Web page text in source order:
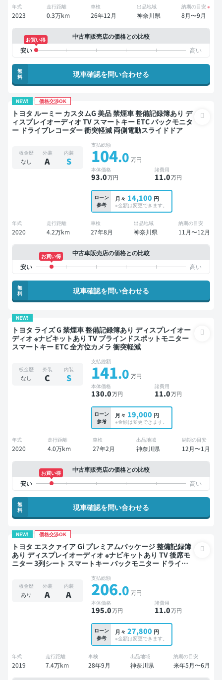
年式
2023
走行距離
0.3万km
車検
26年12月
出品地域
神奈川県
納期の目安 ※
8月〜9月
中古車販売店の価格との比較
お買い得
無
料
現車確認を問い合わせる
NEW! 価格交渉OK
トヨタ ルーミー カスタムG 美品 禁煙車 整備記録簿あり デ
ィスプレイオーディオ TV スマートキー ETC バックモニタ
ー ドライブレコーダー 衝突軽減 両側電動スライドドア
板金歴
なし
外装
A
内装
S
支払総額
104.0 万円
本体価格
93.0万円
諸費用
11.0万円
ローン
参考
月々 14,100 円
※金額は変更できます。
年式
2020
走行距離
4.2万km
車検
27年8月
出品地域
神奈川県
納期の目安
11月〜12月
中古車販売店の価格との比較
お買い得
無
料
現車確認を問い合わせる
NEW!
トヨタ ライズ G 禁煙車 整備記録簿あり ディスプレイオー
ディオ ※ナビキットあり TV ブラインドスポットモニター
スマートキー ETC 全方位カメラ 衝突軽減
板金歴
なし
外装
C
内装
S
支払総額
141.0 万円
本体価格
130.0万円
諸費用
11.0万円
ローン
参考
月々 19,000 円
※金額は変更できます。
年式
2020
走行距離
4.0万km
車検
27年2月
出品地域
神奈川県
納期の目安
12月〜1月
中古車販売店の価格との比較
お買い得
無
料
現車確認を問い合わせる
NEW! 価格交渉OK
トヨタ エスクァイア Gi プレミアムパッケージ 整備記録簿
あり ディスプレイオーディオ ※ナビキットあり TV 後席モ
ニター 3列シート スマートキー バックモニター ドライブ
板金歴
あり
外装
A
内装
A
支払総額
206.0 万円
本体価格
195.0万円
諸費用
11.0万円
ローン
参考
月々 27,800 円
※金額は変更できます。
年式
2019
走行距離
7.4万km
車検
28年9月
出品地域
神奈川県
納期の目安
来年5月〜6月